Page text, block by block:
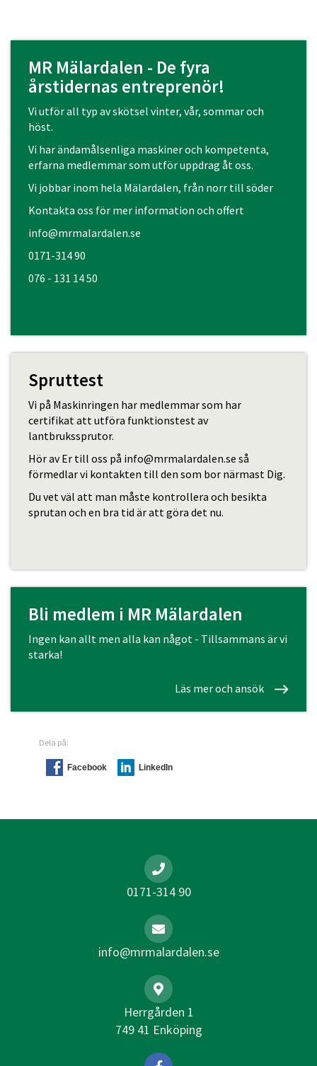
MR Mälardalen - De fyra
årstidernas entreprenör!
Vi utför all typ av skötsel vinter, vår, sommar och
höst.
Vi har ändamålsenliga maskiner och kompetenta,
erfarna medlemmar som utför uppdrag åt oss.
Vi jobbar inom hela Mälardalen, från norr till söder
Kontakta oss för mer information och offert
info@mrmalardalen.se
0171-314 90
076 - 131 14 50
Spruttest
Vi på Maskinringen har medlemmar som har
certifikat att utföra funktionstest av
lantbrukssprutor.
Hör av Er till oss på info@mrmalardalen.se så
förmedlar vi kontakten till den som bor närmast Dig.
Du vet väl att man måste kontrollera och besikta
sprutan och en bra tid är att göra det nu.
Bli medlem i MR Mälardalen
Ingen kan allt men alla kan något - Tillsammans är vi
starka!
Läs mer och ansök
Dela på:
Facebook LinkedIn
0171-314 90
info@mrmalardalen.se
Herrgården 1
749 41 Enköping